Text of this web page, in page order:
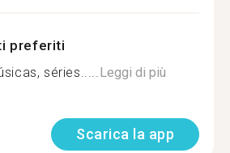
preferiti
séries.....Leggi di più
Scarica la app